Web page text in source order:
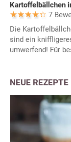
Kartoffelbällchen
7
Die
sind ein
umwerfend! Für
NEUE REZEPTE